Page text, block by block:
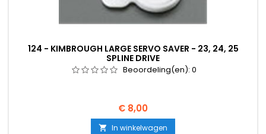
124 - KIMBROUGH LARGE SERVO SAVER - 23, 24, 25
SPLINE DRIVE
Beoordeling(en): 0
Prijs
€ 8,00
 In winkelwagen